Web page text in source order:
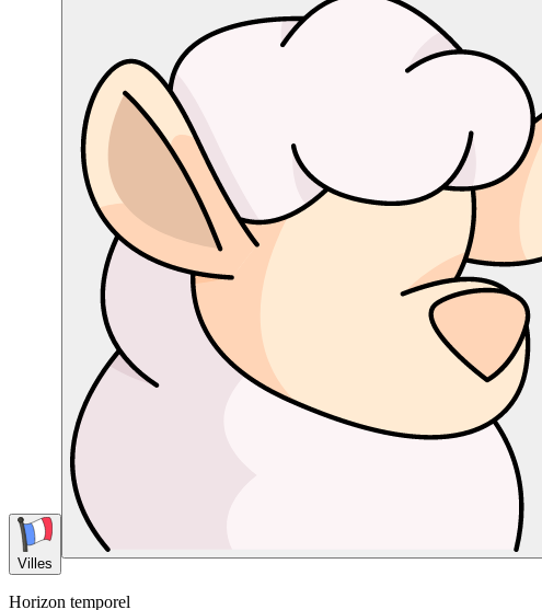
Villes
Horizon temporel